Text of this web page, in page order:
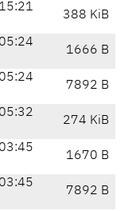
388 KiB
1666 B
7892 B
274 KiB
1670 B
7892 B